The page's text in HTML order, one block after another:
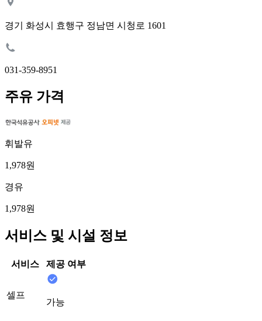
경기 화성시 효행구 정남면 시청로 1601
031-359-8951
주유 가격
휘발유
1,978원
경유
1,978원
서비스 및 시설 정보
서비스 제공 여부
셀프
가능